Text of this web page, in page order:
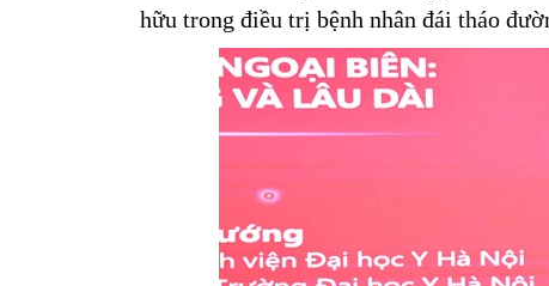
hữu trong điều trị bệnh nhân đái tháo